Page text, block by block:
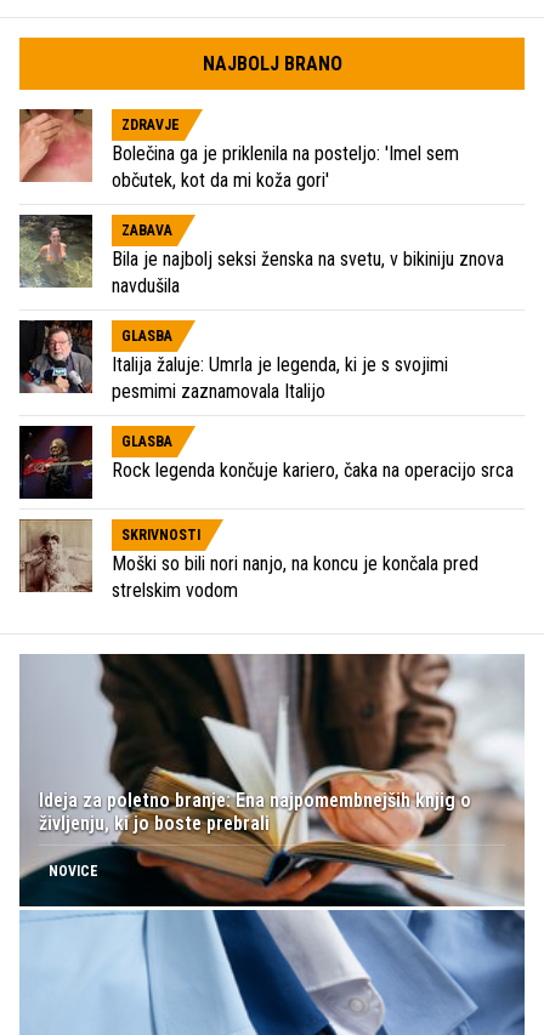
NAJBOLJ BRANO
ZDRAVJE
Bolečina ga je priklenila na posteljo: 'Imel sem
občutek, kot da mi koža gori'
ZABAVA
Bila je najbolj seksi ženska na svetu, v bikiniju znova
navdušila
GLASBA
Italija žaluje: Umrla je legenda, ki je s svojimi
pesmimi zaznamovala Italijo
GLASBA
Rock legenda končuje kariero, čaka na operacijo srca
SKRIVNOSTI
Moški so bili nori nanjo, na koncu je končala pred
strelskim vodom
Ideja za poletno branje: Ena najpomembnejših knjig o
življenju, ki jo boste prebrali
NOVICE